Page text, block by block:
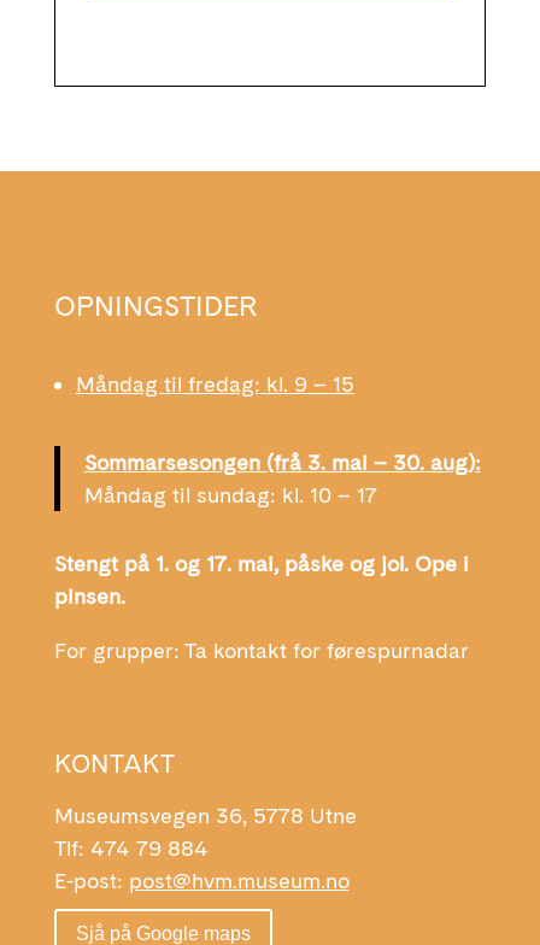
OPNINGSTIDER
Måndag til fredag: kl. 9 – 15
Sommarsesongen (frå 3. mai – 30. aug):
Måndag til sundag: kl. 10 – 17
Stengt på 1. og 17. mai, påske og jol. Ope i
pinsen.
For grupper: Ta kontakt for førespurnadar
KONTAKT
Museumsvegen 36, 5778 Utne
Tlf: 474 79 884
E-post: post@hvm.museum.no
Sjå på Google maps